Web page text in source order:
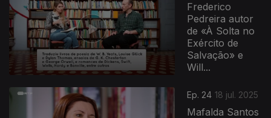
Frederico
Pedreira autor
de «À Solta no
Exército de
Salvação» e
Will...
Ep. 24 18 jul. 2025
Mafalda Santos